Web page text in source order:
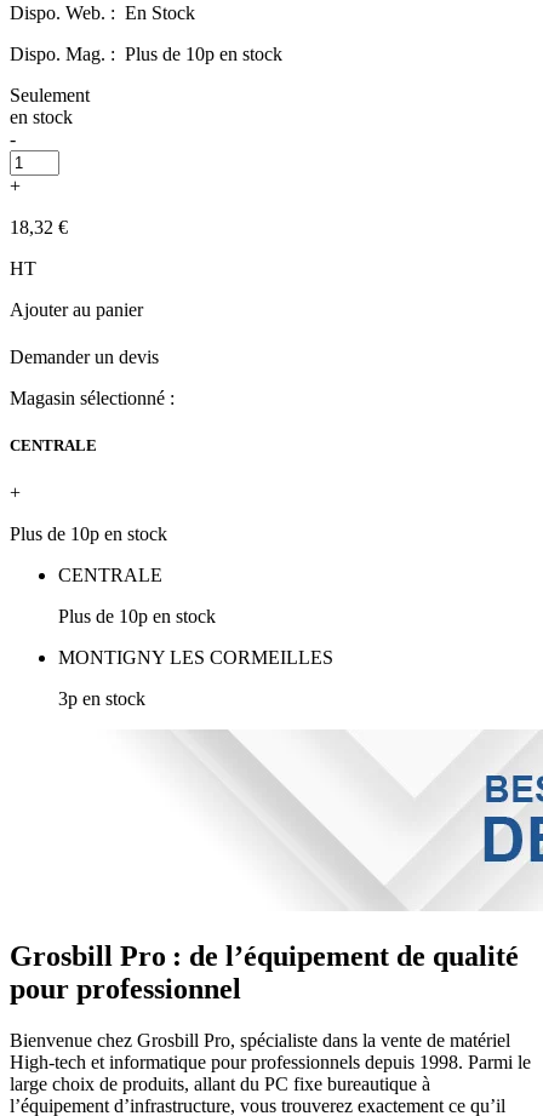
Dispo. Web. : En Stock
Dispo. Mag. : Plus de 10p en stock
Seulement
en stock
-
+
18,32 €
HT
Ajouter au panier
Demander un devis
Magasin sélectionné :
CENTRALE
+
Plus de 10p en stock
CENTRALE
Plus de 10p en stock
MONTIGNY LES CORMEILLES
3p en stock
Grosbill Pro : de l’équipement de qualité
pour professionnel
Bienvenue chez Grosbill Pro, spécialiste dans la vente de matériel
High-tech et informatique pour professionnels depuis 1998. Parmi le
large choix de produits, allant du PC fixe bureautique à
l’équipement d’infrastructure, vous trouverez exactement ce qu’il